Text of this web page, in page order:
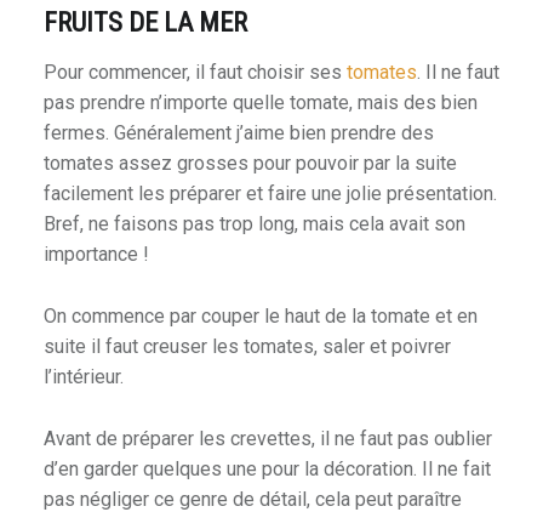
FRUITS DE LA MER
Pour commencer, il faut choisir ses tomates. Il ne faut
pas prendre n’importe quelle tomate, mais des bien
fermes. Généralement j’aime bien prendre des
tomates assez grosses pour pouvoir par la suite
facilement les préparer et faire une jolie présentation.
Bref, ne faisons pas trop long, mais cela avait son
importance !
On commence par couper le haut de la tomate et en
suite il faut creuser les tomates, saler et poivrer
l’intérieur.
Avant de préparer les crevettes, il ne faut pas oublier
d’en garder quelques une pour la décoration. Il ne fait
pas négliger ce genre de détail, cela peut paraître